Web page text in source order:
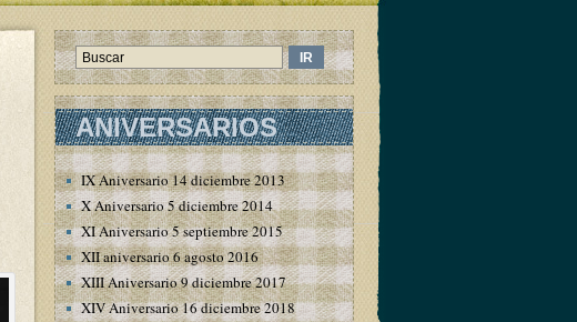
ANIVERSARIOS
IX Aniversario 14 diciembre 2013
X Aniversario 5 diciembre 2014
XI Aniversario 5 septiembre 2015
XII aniversario 6 agosto 2016
XIII Aniversario 9 diciembre 2017
XIV Aniversario 16 diciembre 2018